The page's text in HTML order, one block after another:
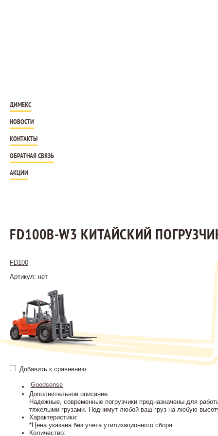
ДИМЕКС
НОВОСТИ
КОНТАКТЫ
ОБРАТНАЯ СВЯЗЬ
АКЦИИ
FD100B-W3 КИТАЙСКИЙ
FD100
Артикул: нет
Добавить к сравнению
Goodsense
Дополнительное описание:
Надежные, современные погрузчики предназначены для
тяжелыми грузами. Поднимут любой ваш груз на любую
Характеристики:
*Цена указана без учета утилизационного сбора
Количество: